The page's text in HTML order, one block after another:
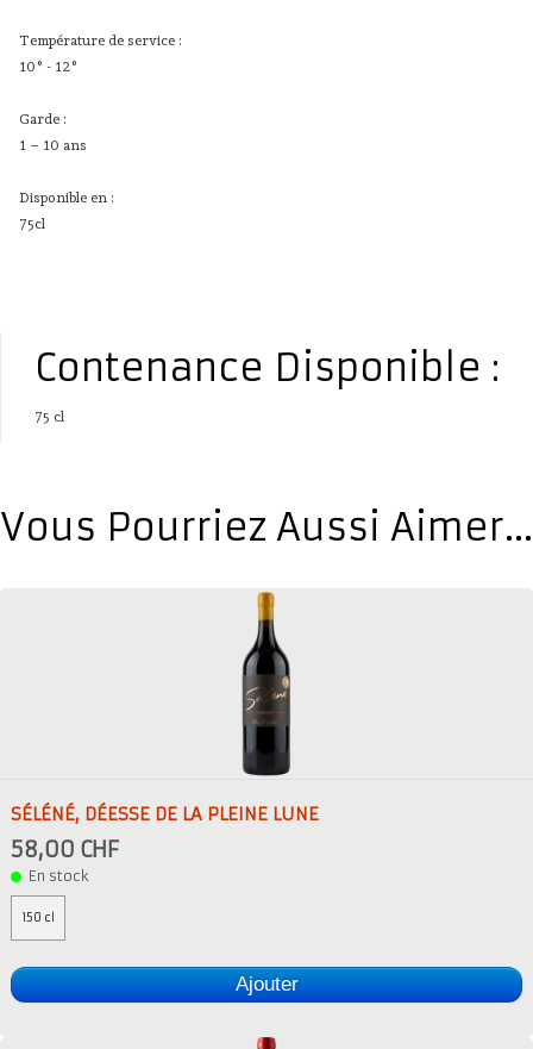
Température de service :
10° - 12°
Garde :
1 – 10 ans
Disponible en :
75cl
Contenance Disponible :
75 cl
Vous Pourriez Aussi Aimer...
SÉLÉNÉ, DÉESSE DE LA PLEINE LUNE
58,00 CHF
En stock
150 cl
Ajouter